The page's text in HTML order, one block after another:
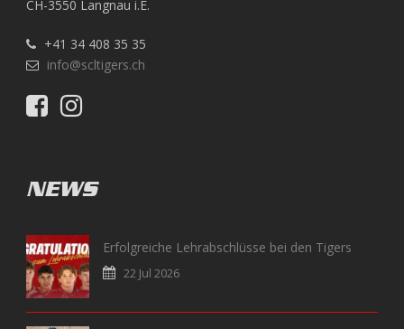
CH-3550 Langnau i.E.
+41 34 408 35 35
info@scltigers.ch
NEWS
Erfolgreiche Lehrabschlüsse bei den Tigers
22 Jul 2026